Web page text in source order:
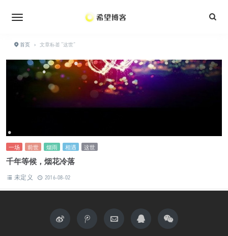
首页 › 文章标签 "这世"
一场 前世 烟雨 相遇 这世
千年等候，烟花冷落
未定义 2016-08-02
•
•
•
•
•